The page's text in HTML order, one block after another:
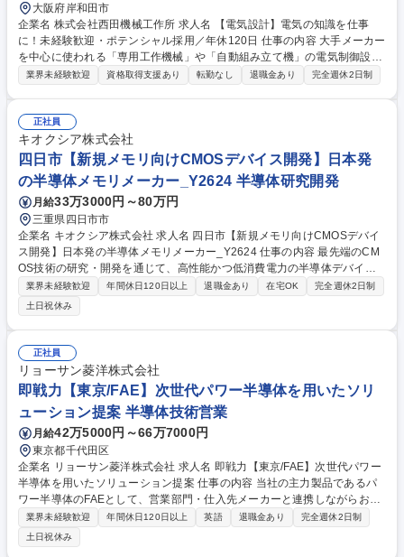
大阪府岸和田市
企業名 株式会社西田機械工作所 求人名 【電気設計】電気の知識を仕事
に！未経験歓迎・ポテンシャル採用／年休120日 仕事の内容 大手メーカー
を中心に使われる「専用工作機械」や「自動組み立て機」の電気制御設計
をお任せします。学校で学んだ「電気の知識」を仕事に！未経験歓迎・ポ
いう方を一から育て上げる採用です！ 【手厚い育成体制】 入社後は、先
輩エンジニアの補助などからスタート。打ち合わせや現場での立ち合いも
先輩が同行しますので、焦らず少しずつ業務の幅を広げていってくださ
い。 募集職種 【電気設計】電気の知識を仕事に！未経験歓迎・ポテンシ
ャル採用／年休120日
業界未経験歓迎 資格取得支援あり 転勤なし 退職金あり 完全週休2日制
正社員
キオクシア株式会社
四日市【新規メモリ向けCMOSデバイス開発】日本発
の半導体メモリメーカー_Y2624 半導体研究開発
月給33万3000円～80万円
三重県四日市市
企業名 キオクシア株式会社 求人名 四日市【新規メモリ向けCMOSデバイ
ス開発】日本発の半導体メモリメーカー_Y2624 仕事の内容 最先端のCM
OS技術の研究・開発を通じて、高性能かつ低消費電力の半導体デバイス
を実現し、新メモリの製品競争力の向上に貢献していただくポジションで
す。 新規メモリ周辺CMOS技術開発(デバイス、プロセスインテグレーシ
ョン) 【詳細】■新規メモリ向けCMOS高性能化・低消費電力化・信頼性向
上 ■新規プロセスフロー向けレイアウト設計、実装、検証/改善提案 ■デバ
イス特性評価(電気特性、信頼性試験など)/解析 ■新材料導入に伴うプロセ
スフローの立案と検証 ■他部門(設計、製造、品質管理)との連携による問
題解決、プロジェクト推進 ■最新技術動向の調査、社内外への技術報告 募
集職種 四日市【新規メモリ向けCMOSデバイス開発】日本発の半導体メモ
リメーカー_Y2624
業界未経験歓迎 年間休日120日以上 退職金あり 在宅OK
完全週休2日制
土日祝休み
正社員
リョーサン菱洋株式会社
即戦力【東京/FAE】次世代パワー半導体を用いたソリ
ューション提案 半導体技術営業
月給42万5000円～66万7000円
東京都千代田区
企業名 リョーサン菱洋株式会社 求人名 即戦力【東京/FAE】次世代パワー
半導体を用いたソリューション提案 仕事の内容 当社の主力製品であるパ
ワー半導体のFAEとして、営業部門・仕入先メーカーと連携しながらお客
様の技術課題を解決し、製品採用を推進する重要な役割を担っていただき
ます。 【詳細】■お客様や仕入先メーカーとのミーティング（訪問：Web
会議＝6:4）※調達との折衝はオンライン多いです ■お客様からの技術質問
業界未経験歓迎 年間休日120日以上 英語 退職金あり
完全週休2日制
土日祝休み